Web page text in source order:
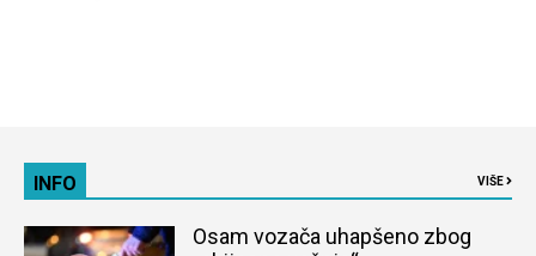
INFO VIŠE
Osam vozača uhapšeno zbog